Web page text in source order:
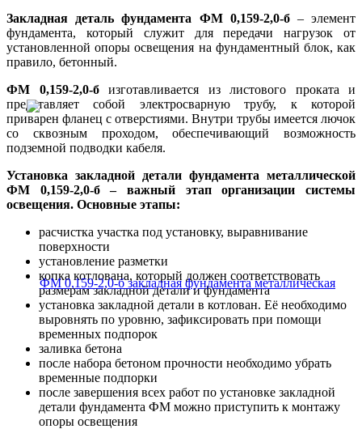
Закладная деталь фундамента ФМ 0,159-2,0-б– элемент
фундамента, который служит для передачи нагрузок от
установленной опоры освещения на фундаментный блок, как
правило, бетонный.
ФМ 0,159-2,0-бизготавливается из листового проката и
представляет собой электросварную трубу, к которой
приварен фланец с отверстиями. Внутри трубы имеется лючок
со сквозным проходом, обеспечивающий возможность
подземной подводки кабеля.
Установка закладной детали фундамента металлической
ФМ 0,159-2,0-б – важный этап организации системы
освещения. Основные этапы:
расчистка участка под установку, выравнивание
поверхности
установление разметки
копка котлована, который должен соответствовать
размерам закладной детали и фундамента
установка закладной детали в котлован. Её необходимо
выровнять по уровню, зафиксировать при помощи
временных подпорок
заливка бетона
после набора бетоном прочности необходимо убрать
временные подпорки
после завершения всех работ по установке закладной
детали фундамента ФМ можно приступить к монтажу
опоры освещения